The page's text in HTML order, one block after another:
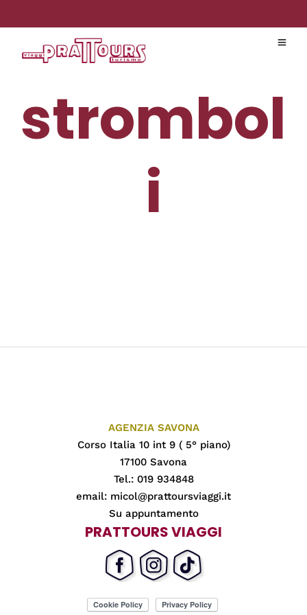
strombol
i
AGENZIA SAVONA
Corso Italia 10 int 9 ( 5° piano)
17100 Savona
Tel.: 019 934848
email: micol@prattoursviaggi.it
Su appuntamento
PRATTOURS VIAGGI